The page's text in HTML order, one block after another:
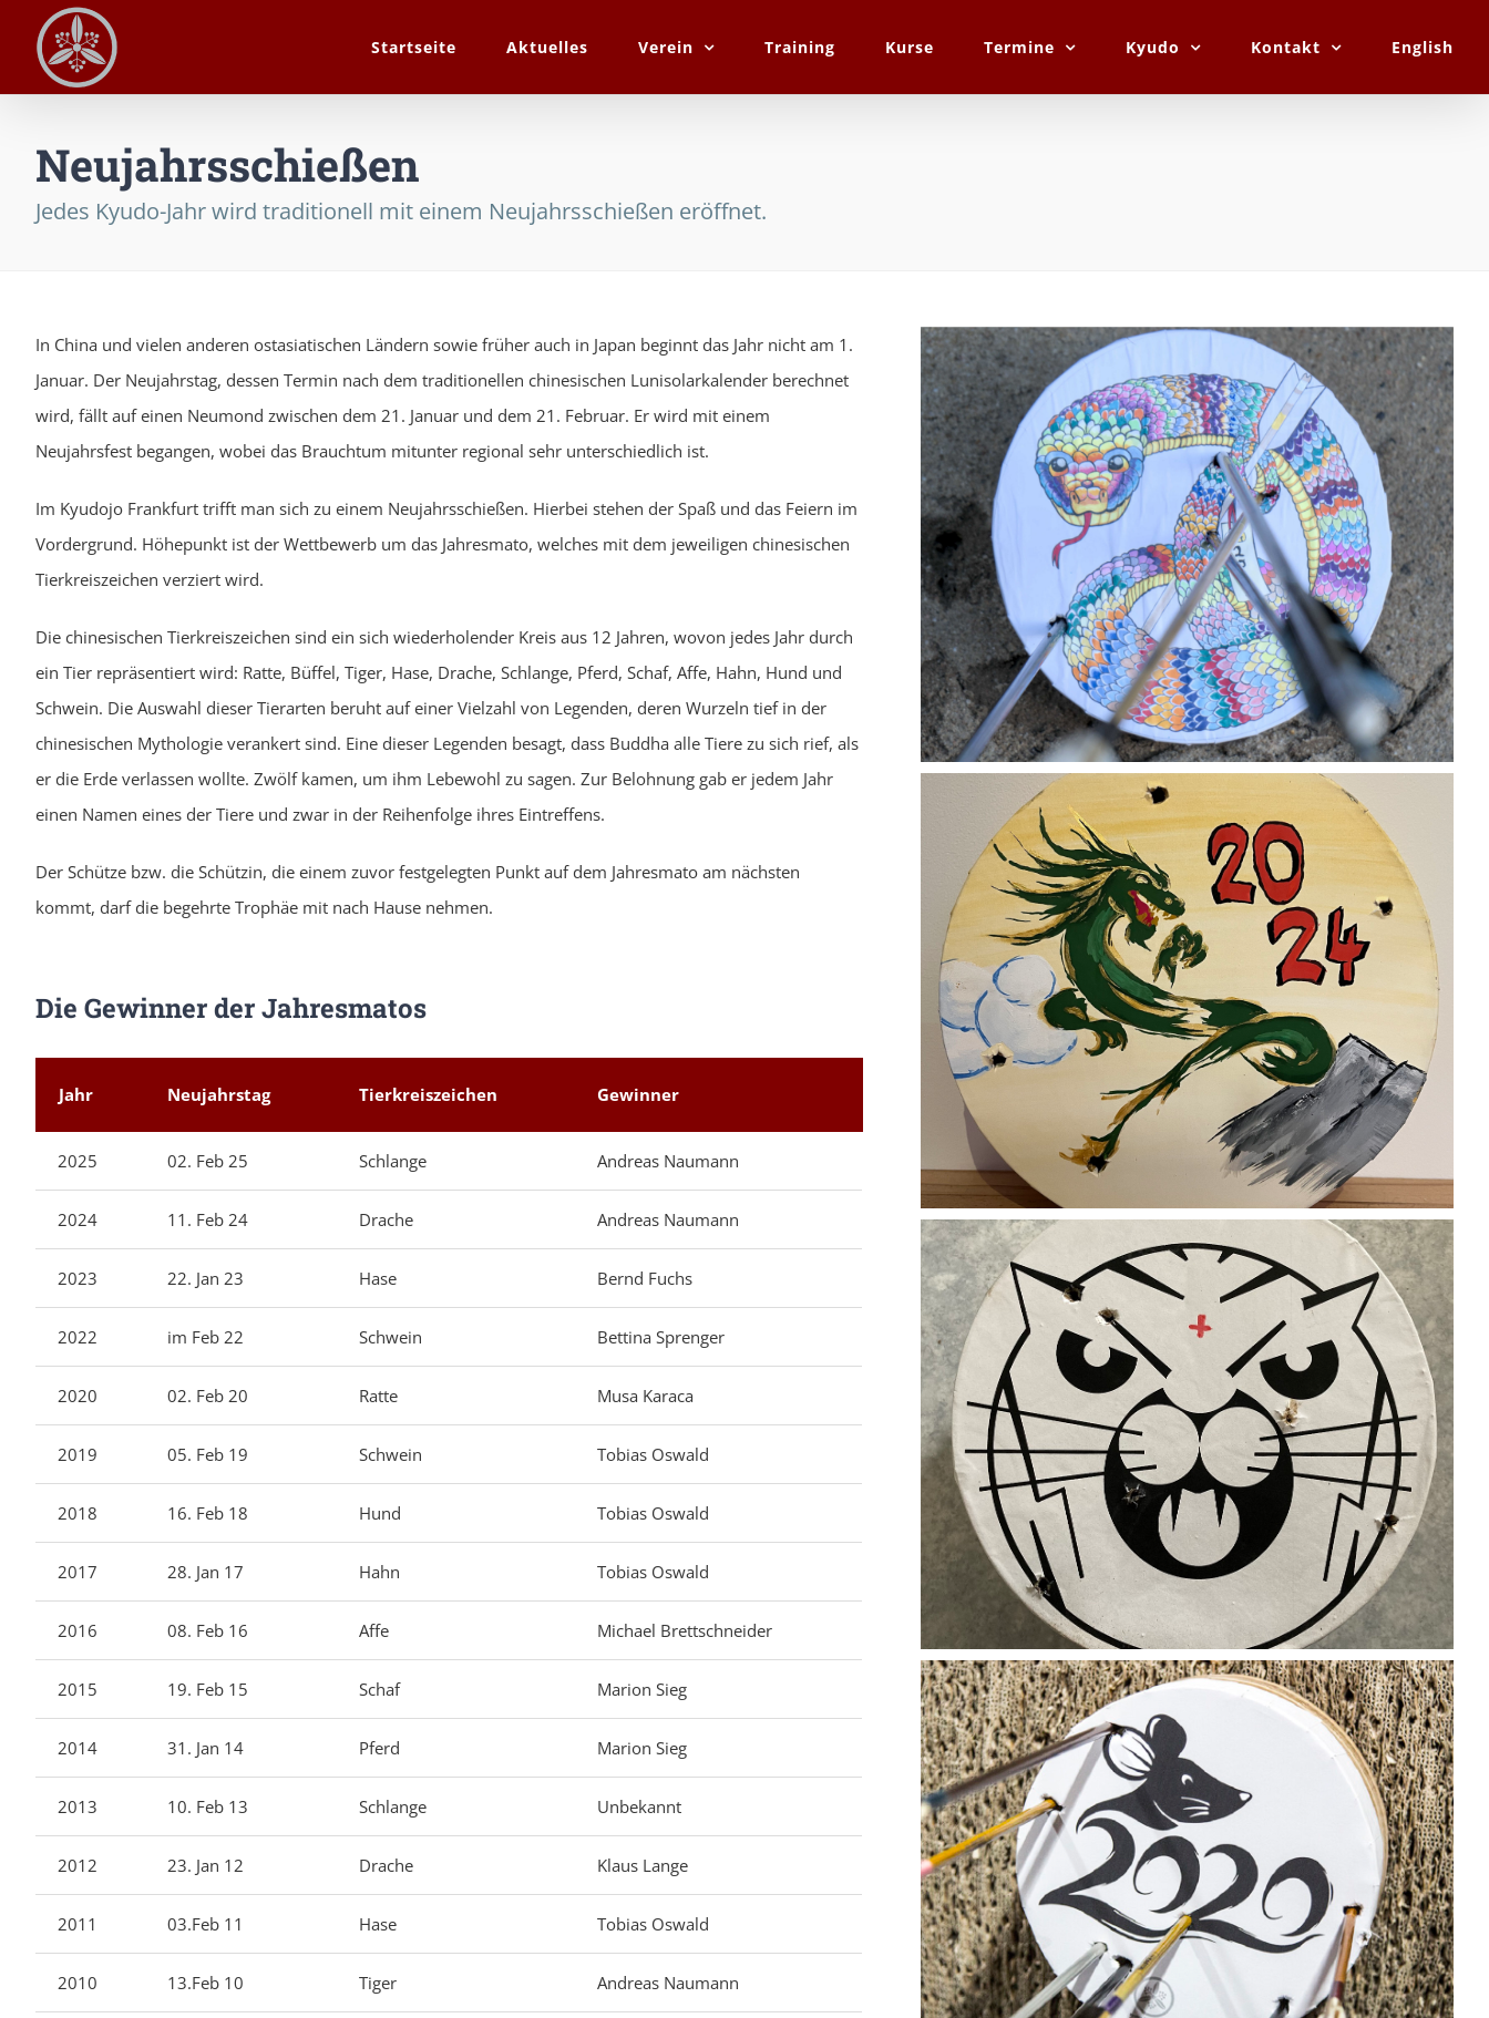
Inhalt
springen
Startseite Aktuelles Verein Training Kurse Termine Kyudo Kontakt English
Neujahrsschießen
Jedes Kyudo-Jahr wird traditionell mit einem Neujahrsschießen eröffnet.
In China und vielen anderen ostasiatischen Ländern sowie früher auch in Japan beginnt das Jahr nicht am 1.
Januar. Der Neujahrstag, dessen Termin nach dem traditionellen chinesischen Lunisolarkalender berechnet
wird, fällt auf einen Neumond zwischen dem 21. Januar und dem 21. Februar. Er wird mit einem
Neujahrsfest begangen, wobei das Brauchtum mitunter regional sehr unterschiedlich ist.
Im Kyudojo Frankfurt trifft man sich zu einem Neujahrsschießen. Hierbei stehen der Spaß und das Feiern im
Vordergrund. Höhepunkt ist der Wettbewerb um das Jahresmato, welches mit dem jeweiligen chinesischen
Tierkreiszeichen verziert wird.
Die chinesischen Tierkreiszeichen sind ein sich wiederholender Kreis aus 12 Jahren, wovon jedes Jahr durch
ein Tier repräsentiert wird: Ratte, Büffel, Tiger, Hase, Drache, Schlange, Pferd, Schaf, Affe, Hahn, Hund und
Schwein. Die Auswahl dieser Tierarten beruht auf einer Vielzahl von Legenden, deren Wurzeln tief in der
chinesischen Mythologie verankert sind. Eine dieser Legenden besagt, dass Buddha alle Tiere zu sich rief, als
er die Erde verlassen wollte. Zwölf kamen, um ihm Lebewohl zu sagen. Zur Belohnung gab er jedem Jahr
einen Namen eines der Tiere und zwar in der Reihenfolge ihres Eintreffens.
Der Schütze bzw. die Schützin, die einem zuvor festgelegten Punkt auf dem Jahresmato am nächsten
kommt, darf die begehrte Trophäe mit nach Hause nehmen.
Die Gewinner der Jahresmatos
Jahr Neujahrstag Tierkreiszeichen Gewinner
2025 02. Feb 25 Schlange Andreas Naumann
2024 11. Feb 24 Drache Andreas Naumann
2023 22. Jan 23 Hase Bernd Fuchs
2022 im Feb 22 Schwein Bettina Sprenger
2020 02. Feb 20 Ratte Musa Karaca
2019 05. Feb 19 Schwein Tobias Oswald
2018 16. Feb 18 Hund Tobias Oswald
2017 28. Jan 17 Hahn Tobias Oswald
2016 08. Feb 16 Affe Michael Brettschneider
2015 19. Feb 15 Schaf Marion Sieg
2014 31. Jan 14 Pferd Marion Sieg
2013 10. Feb 13 Schlange Unbekannt
2012 23. Jan 12 Drache Klaus Lange
2011 03.Feb 11 Hase Tobias Oswald
2010 13.Feb 10 Tiger Andreas Naumann